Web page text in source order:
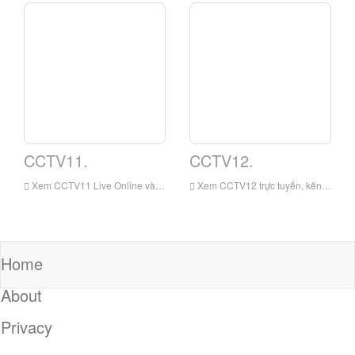
CCTV11.
Xem CCTV11 Live Online và kênh Opera CCTV11 phát sóng liên tục 24 giờ một ngày. Đây là kênh opera chuyên nghiệp rộng lớn nhất, có ảnh hưởng và lớn nhất tại Trung Quốc.
CCTV12.
Xem CCTV12 trực tuyến, kênh xã hội và luật pháp sẽ cố gắng gần gũi với thực tế, gần với cuộc sống và phấn đấu để trở nên xinh đẹp và hữu ích. Nó sẽ dựa vào sự tích lũy dài hạn của CCTV về các nguồn lực truyền thông, với nội dung xã hội, đạo đức và pháp lý như nội dung chính, với tin tức, chủ đề đặc biệt, phỏng vấn và trực tiếp trực tiếp
Home
About
Privacy